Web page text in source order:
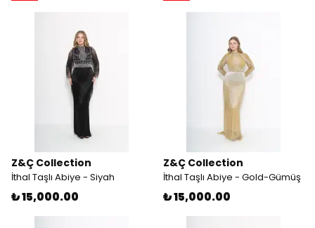
Z&Ç Collection
İthal Taşlı Abiye - Siyah
₺ 15,000.00
Z&Ç Collection
İthal Taşlı Abiye - Gold-Gümüş
₺ 15,000.00